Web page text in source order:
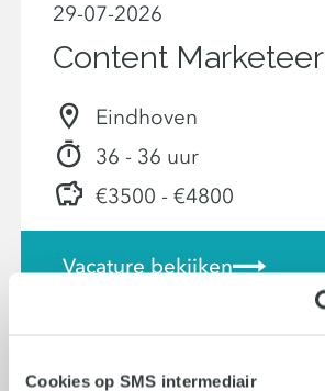
Cookies op SMS intermediair
29-07-2026
Content Marketeer
Eindhoven
36 - 36 uur
€3500 - €4800
Vacature bekijken
22-07-2026